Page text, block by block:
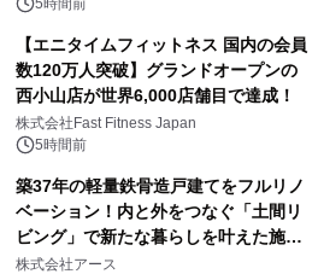
5時間前
【エニタイムフィットネス 国内の会員
数120万人突破】グランドオープンの
西小山店が世界6,000店舗目で達成！
株式会社Fast Fitness Japan
5時間前
築37年の軽量鉄骨造戸建てをフルリノ
ベーション！内と外をつなぐ「土間リ
ビング」で新たな暮らしを叶えた施工
事例を株式会社アースが公開
株式会社アース